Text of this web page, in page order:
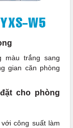
màu trắng sang
gian căn phòng
cho phòng
công suất làm